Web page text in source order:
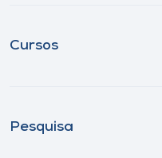
Cursos
Pesquisa